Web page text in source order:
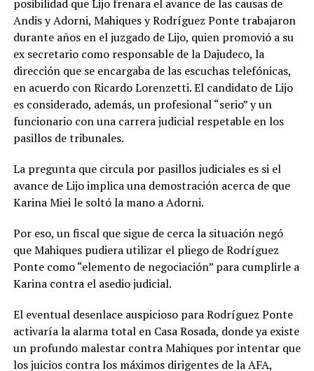
posibilidad que Lijo frenara el avance de las causas de
Andis y Adorni, Mahiques y Rodríguez Ponte trabajaron
durante años en el juzgado de Lijo, quien promovió a su
ex secretario como responsable de la Dajudeco, la
dirección que se encargaba de las escuchas telefónicas,
en acuerdo con Ricardo Lorenzetti. El candidato de Lijo
es considerado, además, un profesional “serio” y un
funcionario con una carrera judicial respetable en los
pasillos de tribunales.
La pregunta que circula por pasillos judiciales es si el
avance de Lijo implica una demostración acerca de que
Karina Miei le soltó la mano a Adorni.
Por eso, un fiscal que sigue de cerca la situación negó
que Mahiques pudiera utilizar el pliego de Rodríguez
Ponte como “elemento de negociación” para cumplirle a
Karina contra el asedio judicial.
El eventual desenlace auspicioso para Rodríguez Ponte
activaría la alarma total en Casa Rosada, donde ya existe
un profundo malestar contra Mahiques por intentar que
los juicios contra los máximos dirigentes de la AFA,